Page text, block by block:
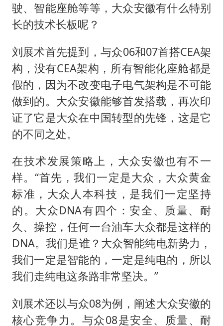
驶、智能座舱等等，大众安徽有什么特别
长的技术长板呢？
刘展术首先提到，与众06和07首搭CEA架
构，没有CEA架构，所有智能化座舱都是
假的，因为不改变电子电气架构是不可能
做到的。大众安徽能够首发搭载，再次印
证了它是大众在中国转型的先锋，这是它
的不同之处。
在技术发展策略上，大众安徽也有不一
样。“首先，我们一定是大众，大众黄金
标准，大众人本科技，是我们一定坚持
的。大众DNA有四个：安全、质量、耐
久、操控，任何一台油车大众都是这样的
DNA。我们是谁？大众智能纯电新势力，
我们一定是智能的，一定是纯电的，所以
我们走纯电这条路非常坚决。”
刘展术还以与众08为例，阐述大众安徽的
核心竞争力。与众08是安全、质量、耐